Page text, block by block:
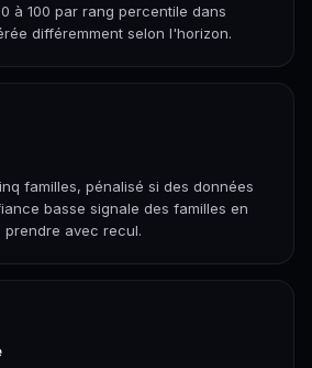
à 100 par rang percentile dans
différemment selon l'horizon.
familles, pénalisé si des données
basse signale des familles en
avec recul.